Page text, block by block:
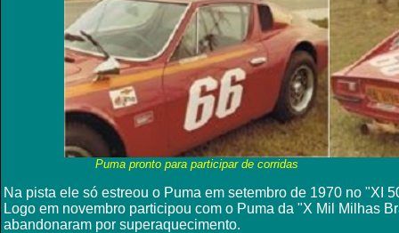
Puma pronto para participar de corridas
Na pista ele só estreou o Puma em setembro de 1970 no "XI
Logo em novembro participou com o Puma da "X Mil Milhas
abandonaram por superaquecimento.